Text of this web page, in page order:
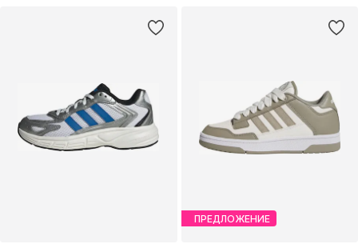
ПРЕДЛОЖЕНИЕ